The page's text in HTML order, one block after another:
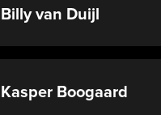
Billy van Duijl
Kasper Boogaard